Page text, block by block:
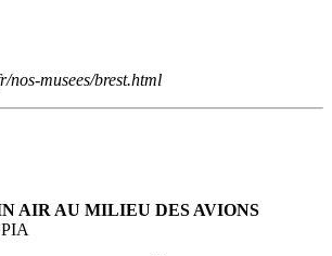
nos-musees/brest.html
AIR AU MILIEU DES AVIONS